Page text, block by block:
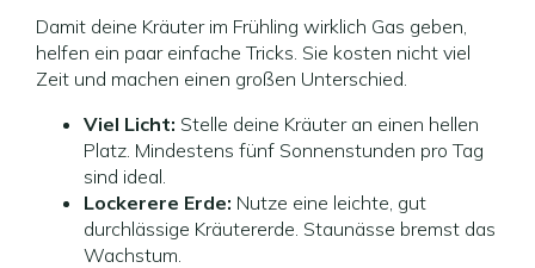
Damit deine Kräuter im Frühling wirklich Gas geben,
helfen ein paar einfache Tricks. Sie kosten nicht viel
Zeit und machen einen großen Unterschied.
Viel Licht: Stelle deine Kräuter an einen hellen
Platz. Mindestens fünf Sonnenstunden pro Tag
sind ideal.
Lockerere Erde: Nutze eine leichte, gut
durchlässige Kräutererde. Staunässe bremst das
Wachstum.